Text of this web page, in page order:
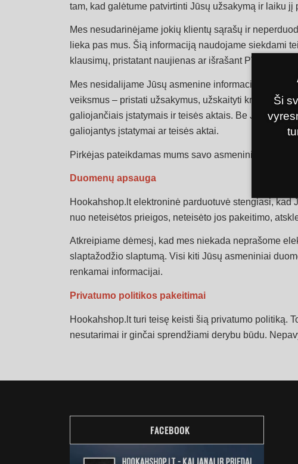
tam, kad galėtume patvirtinti Jūsų užsakymą ir laiku
Mes nesudarinėjame jokių klientų sąrašų ir
lieka pas mus. Šią informaciją naudojame siekdami
klausimų, pristatant naujienas ar išrašant PVM
Mes nesidalijame Jūsų asmenine informacija su
veiksmus – pristati užsakymus, užskaityti kredito
galiojančiais įstatymais ir teisės aktais. Be Jūsų
galiojantys įstatymai ar teisės aktai.
Pirkėjas pateikdamas mums savo asmeninius
Duomenų apsauga
Hookahshop.lt elektroninė parduotuvė stengiasi,
nuo neteisėtos prieigos, neteisėto jos pakeitimo,
Atkreipiame dėmesį, kad mes niekada neprašome
slaptažodžio slaptumą. Visi kiti Jūsų asmeniniai
renkamai informacijai.
Privatumo politikos pakeitimai
Hookahshop.lt turi teisę keisti šią privatumo politiką.
nesutarimai ir ginčai sprendžiami derybu būdu.
FACEBOOK
Ši